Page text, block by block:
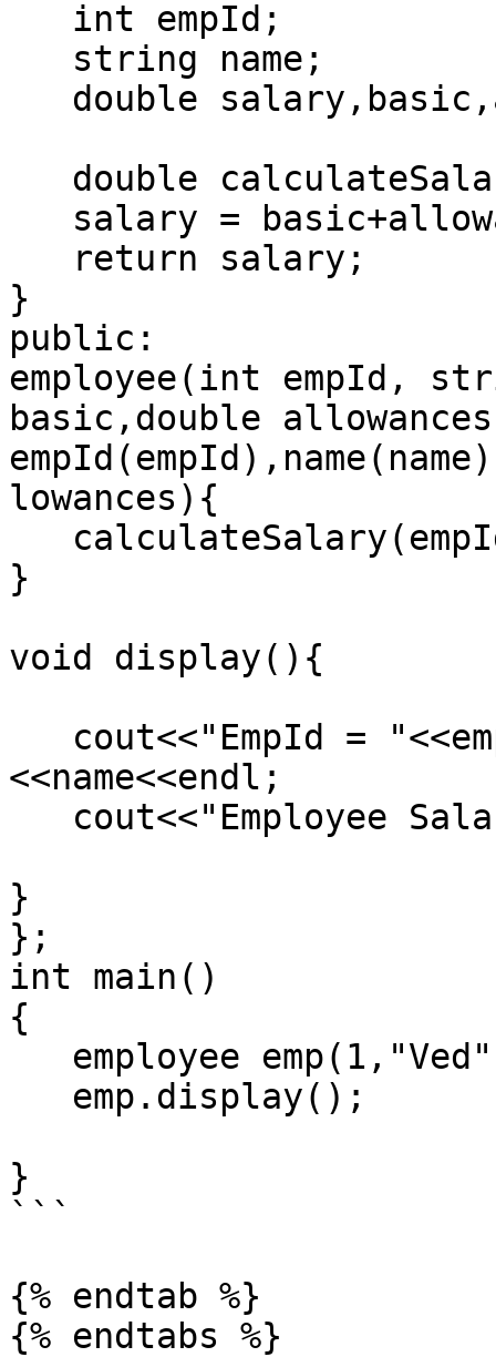
}
public:
employee(int empId,
basic,double
lowances){
}
void display(){
<<name<<endl;
}
};
int main()
{
}
```
{% endtab %}
{% endtabs %}